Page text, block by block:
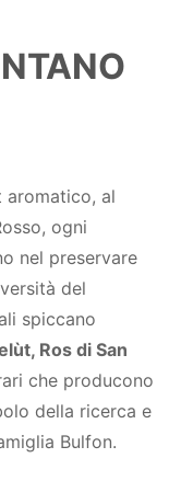
aromatico, al
ogni
nel preservare
del
spiccano
Ros di San
che producono
della ricerca e
Bulfon.